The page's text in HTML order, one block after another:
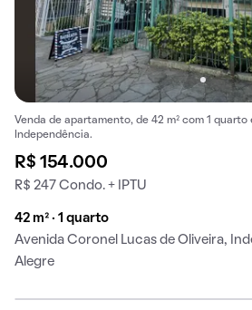
Venda de apartamento, de 42 m² com 1 quarto
Independência.
R$ 154.000
R$ 247 Condo. + IPTU
42 m² · 1 quarto
Avenida Coronel Lucas de Oliveira,
Alegre